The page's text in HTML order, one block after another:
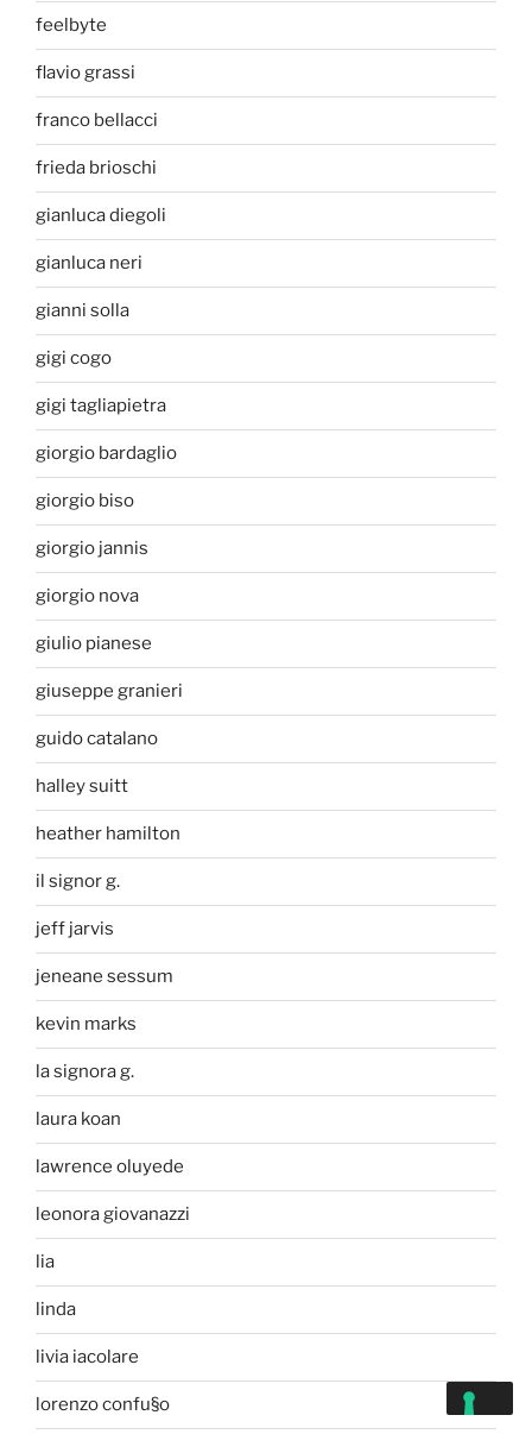
feelbyte
flavio grassi
franco bellacci
frieda brioschi
gianluca diegoli
gianluca neri
gianni solla
gigi cogo
gigi tagliapietra
giorgio bardaglio
giorgio biso
giorgio jannis
giorgio nova
giulio pianese
giuseppe granieri
guido catalano
halley suitt
heather hamilton
il signor g.
jeff jarvis
jeneane sessum
kevin marks
la signora g.
laura koan
lawrence oluyede
leonora giovanazzi
lia
linda
livia iacolare
lorenzo confu§o